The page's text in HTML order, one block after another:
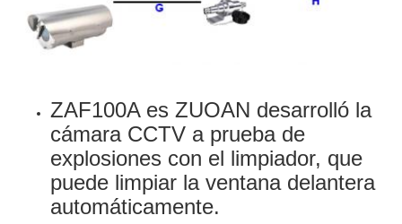
ZAF100A es ZUOAN desarrolló la
cámara CCTV a prueba de
explosiones con el limpiador, que
puede limpiar la ventana delantera
automáticamente.